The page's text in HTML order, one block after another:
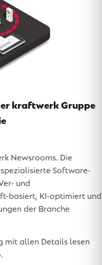
kraftwerk Gruppe
Newsrooms. Die
Software-
und
basiert, KI-optimiert und
der Branche
mit allen Details lesen